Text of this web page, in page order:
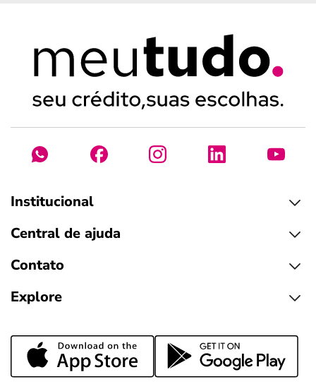
Institucional
Central de ajuda
Contato
Explore